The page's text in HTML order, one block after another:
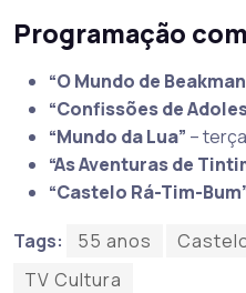
Programação
“O Mundo de
“Confissões de
“Mundo da Lua” –
“As Aventuras de
“Castelo Rá-Tim-
Tags:
55 anos
TV Cultura